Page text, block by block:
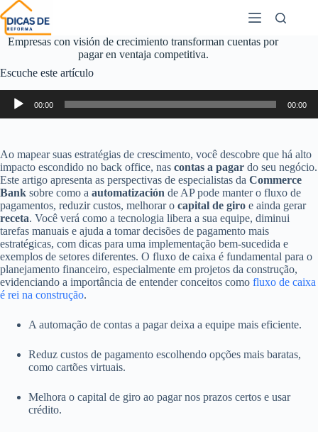
Empresas con visión de crecimiento transforman cuentas por
pagar en ventaja competitiva.
Escuche este artículo
Reproductor
audio
00:00 00:00
Ao mapear suas estratégias de crescimento, você descobre que há alto
impacto escondido no back office, nas contas a pagar do seu negócio.
Este artigo apresenta as perspectivas de especialistas da Commerce
Bank sobre como a automatización de AP pode manter o fluxo de
pagamentos, reduzir custos, melhorar o capital de giro e ainda gerar
receta. Você verá como a tecnologia libera a sua equipe, diminui
tarefas manuais e ajuda a tomar decisões de pagamento mais
estratégicas, com dicas para uma implementação bem-sucedida e
exemplos de setores diferentes. O fluxo de caixa é fundamental para o
planejamento financeiro, especialmente em projetos da construção,
evidenciando a importância de entender conceitos como fluxo de caixa
é rei na construção.
A automação de contas a pagar deixa a equipe mais eficiente.
Reduz custos de pagamento escolhendo opções mais baratas,
como cartões virtuais.
Melhora o capital de giro ao pagar nos prazos certos e usar
crédito.